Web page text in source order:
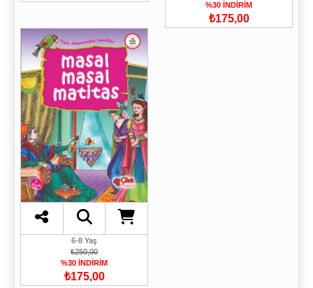
%30 İNDİRİM
₺175,00
6-8 Yaş
₺250,00
%30 İNDİRİM
₺175,00